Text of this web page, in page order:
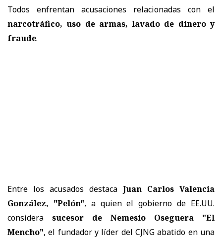
Todos enfrentan acusaciones relacionadas con el
narcotráfico, uso de armas, lavado de dinero y
fraude.
Entre los acusados destaca Juan Carlos Valencia
González, "Pelón", a quien el gobierno de EE.UU.
considera sucesor de Nemesio Oseguera "El
Mencho", el fundador y líder del CJNG abatido en una